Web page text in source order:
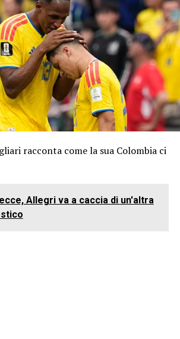
racconta come la sua Colombia ci
Allegri va a caccia di un'altra